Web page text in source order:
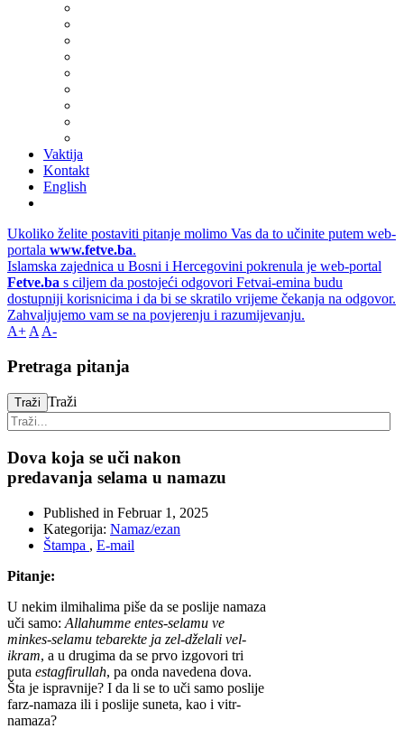
Vaktija
Kontakt
English
Ukoliko želite postaviti pitanje molimo Vas da to učinite putem web-
portala www.fetve.ba.
Islamska zajednica u Bosni i Hercegovini pokrenula je web-portal
Fetve.ba s ciljem da postojeći odgovori Fetvai-emina budu
dostupniji korisnicima i da bi se skratilo vrijeme čekanja na odgovor.
Zahvaljujemo vam se na povjerenju i razumijevanju.
A+ A A-
Pretraga pitanja
Traži Traži
Dova koja se uči nakon
predavanja selama u namazu
Published in Februar 1, 2025
Kategorija: Namaz/ezan
Štampa , E-mail
Pitanje:
U nekim ilmihalima piše da se poslije namaza
uči samo: Allahumme entes-selamu ve
minkes-selamu tebarekte ja zel-dželali vel-
ikram, a u drugima da se prvo izgovori tri
puta estagfirullah, pa onda navedena dova.
Šta je ispravnije? I da li se to uči samo poslije
farz-namaza ili i poslije suneta, kao i vitr-
namaza?